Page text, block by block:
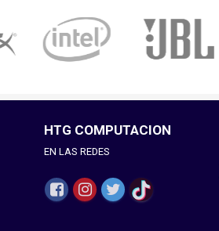
HTG COMPUTACION
EN LAS REDES